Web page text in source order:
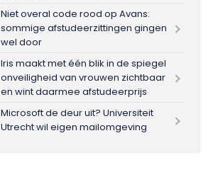
Niet overal code rood op Avans:
sommige afstudeerzittingen gingen
wel door
Iris maakt met één blik in de spiegel
onveiligheid van vrouwen zichtbaar
en wint daarmee afstudeerprijs
Microsoft de deur uit? Universiteit
Utrecht wil eigen mailomgeving